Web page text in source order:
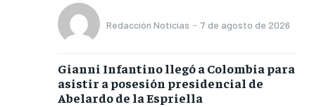
Redacción Noticias - 7 de agosto de 2026
Gianni Infantino llegó a Colombia para
asistir a posesión presidencial de
Abelardo de la Espriella